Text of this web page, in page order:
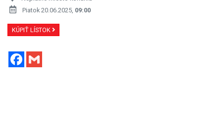
Piatok 20.06.2025, 09:00
KÚPIŤ LÍSTOK
Facebook